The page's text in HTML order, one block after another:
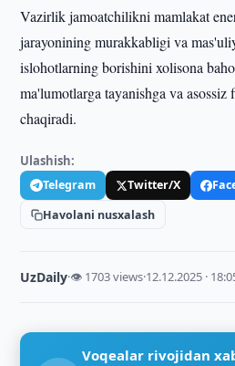
Vazirlik jamoatchilikni mamlakat
jarayonining murakkabligi va
islohotlarning borishini xolisona
ma'lumotlarga tayanishga va
chaqiradi.
Ulashish:
Telegram Twitter/X
Havolani nusxalash
UzDaily·👁 1703 views·12.12.2025 ·
Voqealar rivojidan